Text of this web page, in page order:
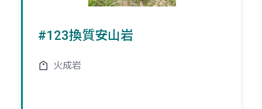
#123換質安山岩
火成岩